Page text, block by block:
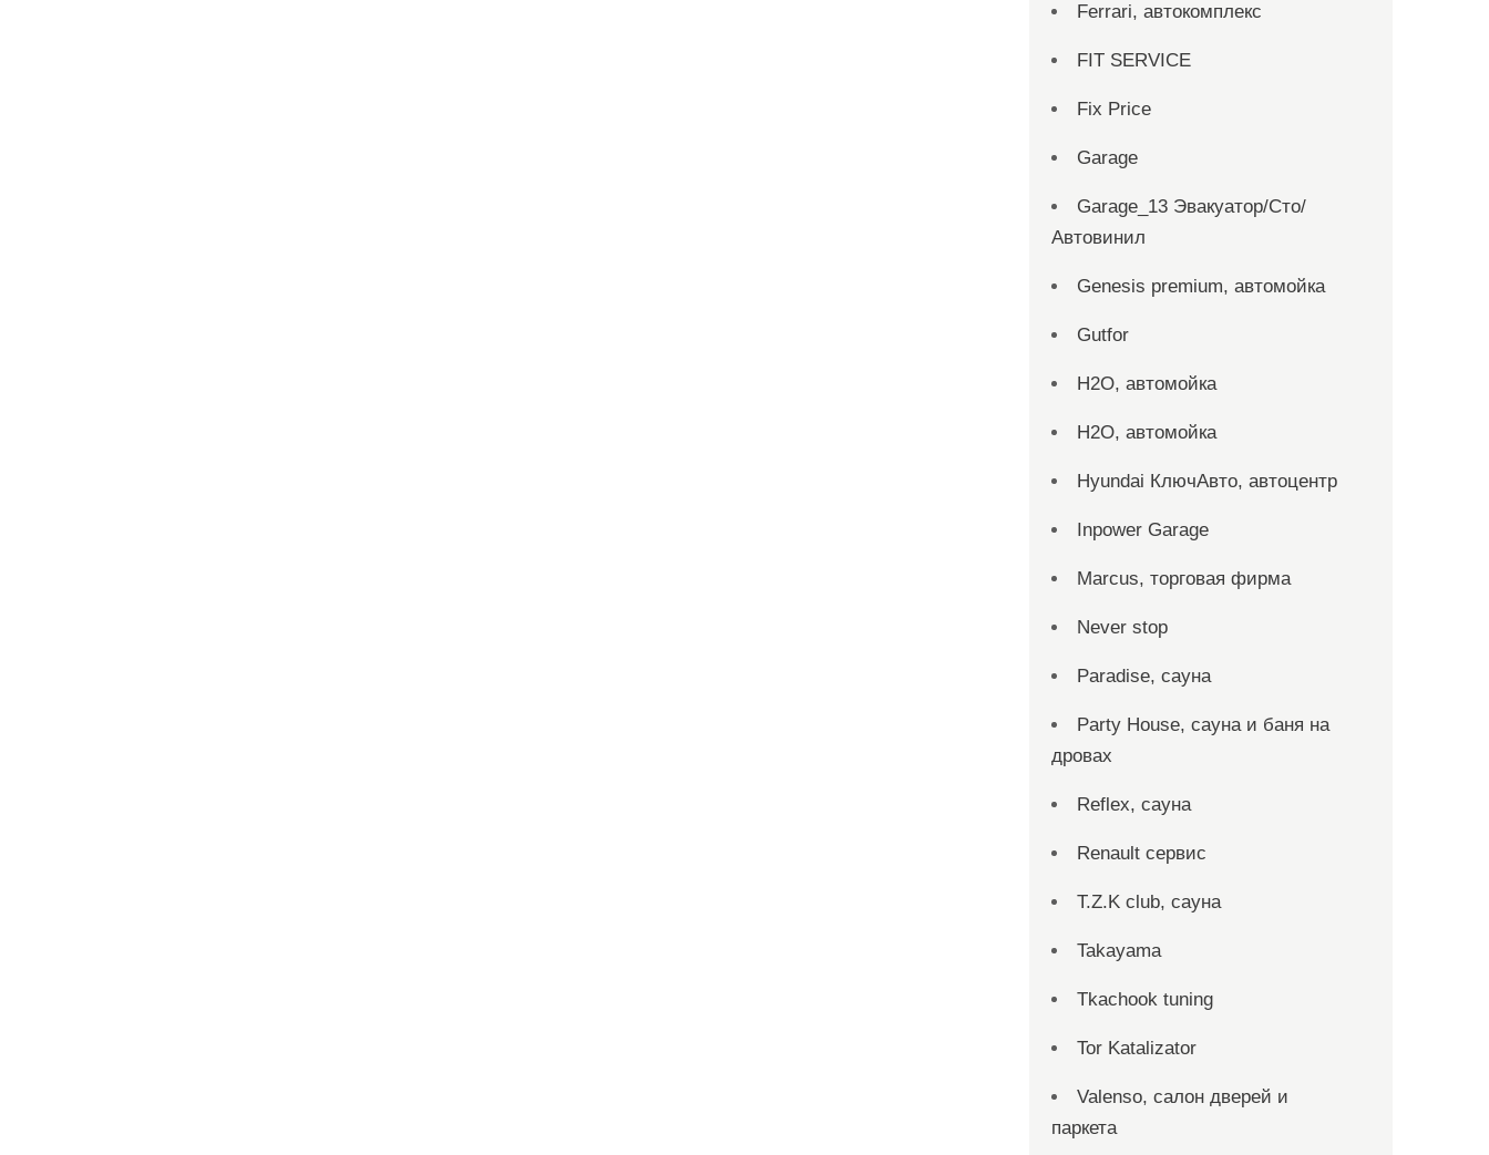
Ferrari, автокомплекс
FIT SERVICE
Fix Price
Garage
Garage_13 Эвакуатор/Сто/
Автовинил
Genesis premium, автомойка
Gutfor
H2O, автомойка
H2O, автомойка
Hyundai КлючАвто, автоцентр
Inpower Garage
Marcus, торговая фирма
Never stop
Paradise, сауна
Party House, сауна и баня на
дровах
Reflex, сауна
Renault сервис
T.Z.K club, сауна
Takayama
Tkachook tuning
Tor Katalizator
Valenso, салон дверей и
паркета